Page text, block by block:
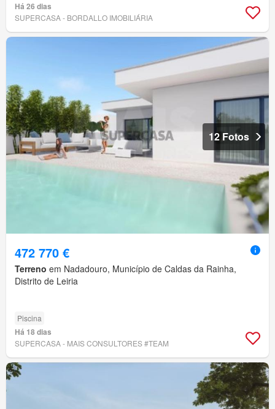
Há 26 dias
SUPERCASA - BORDALLO IMOBILIÁRIA
12 Fotos
472 770 €
Terreno em Nadadouro, Município de Caldas da Rainha,
Distrito de Leiria
Piscina
Há 18 dias
SUPERCASA - MAIS CONSULTORES #TEAM